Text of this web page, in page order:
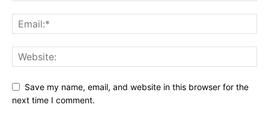
Save my name, email, and website in this browser for the
next time I comment.